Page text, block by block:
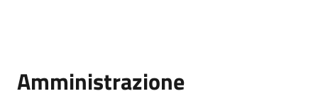
Amministrazione